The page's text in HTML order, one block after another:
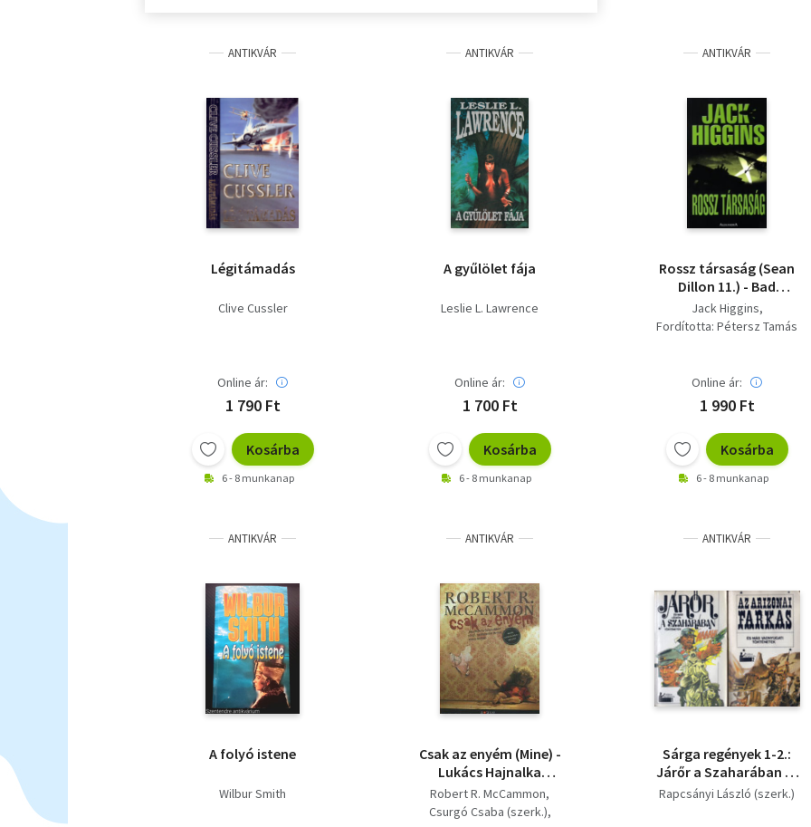
ANTIKVÁR
Légitámadás
Clive Cussler
Online ár:
1 790 Ft
Kosárba
6 - 8 munkanap
ANTIKVÁR
A gyűlölet fája
Leslie L. Lawrence
Online ár:
1 700 Ft
Kosárba
6 - 8 munkanap
ANTIKVÁR
Rossz ​társaság (Sean
Dillon 11.) - Bad
Company
Jack Higgins
Fordította: Pétersz Tamás
Online ár:
1 990 Ft
Kosárba
6 - 8 munkanap
ANTIKVÁR
A folyó istene
Wilbur Smith
ANTIKVÁR
Csak az enyém (Mine) -
Lukács Hajnalka
fordításában
Robert R. McCammon
Csurgó Csaba (szerk.)
ANTIKVÁR
Sárga regények 1-2.:
Járőr a Szaharában és
más légiós történetek
Rapcsányi László (szerk.)